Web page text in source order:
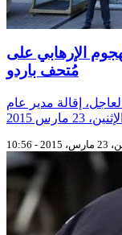
الإرهابي على
مُتحف باردو
إقالة مدير عام
- 10:56